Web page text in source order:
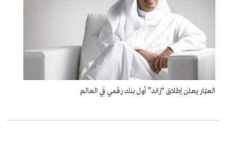
العبّار يعلن إطلاق “زاند” أول بنك رقمي في العالم